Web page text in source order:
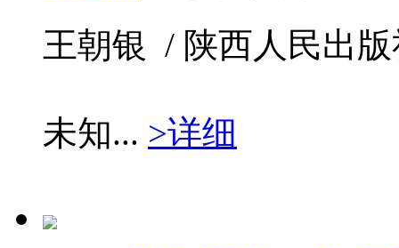
王朝银 / 陕西人民出
未知... >详细